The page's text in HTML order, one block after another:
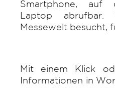
Smartphone,
Laptop
Messewelt besucht,
Mit einem Klick
Informationen in